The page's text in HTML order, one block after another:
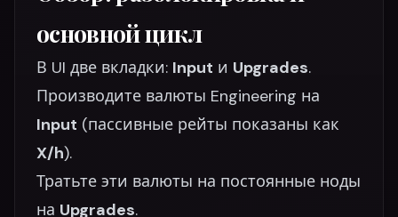
основной цикл
В UI две вкладки: Input и Upgrades.
Производите валюты Engineering на
Input (пассивные рейты показаны как
X/h).
Тратьте эти валюты на постоянные ноды
на Upgrades.